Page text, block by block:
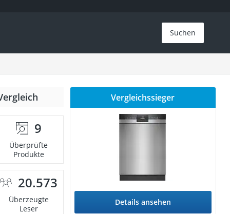
Suchen
9
Überprüfte
Produkte
20.573
Überzeugte
Leser
Vergleichssieger
Details ansehen